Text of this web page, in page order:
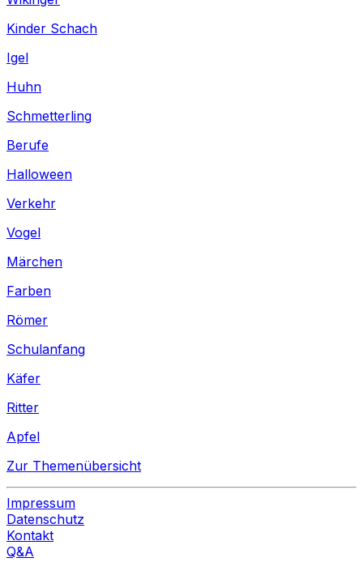
Kinder Schach
Igel
Huhn
Schmetterling
Berufe
Halloween
Verkehr
Vogel
Märchen
Farben
Römer
Schulanfang
Käfer
Ritter
Apfel
Zur Themenübersicht
Impressum
Datenschutz
Kontakt
Q&A